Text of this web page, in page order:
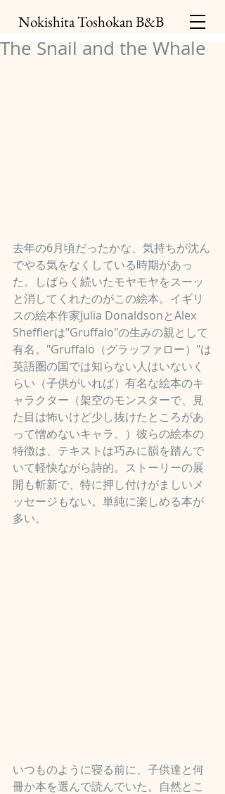
Nokishita Toshokan B&B
The Snail and the Whale
去年の6月頃だったかな、気持ちが沈ん
でやる気をなくしている時期があっ
た。しばらく続いたモヤモヤをスーッ
と消してくれたのがこの絵本。イギリ
スの絵本作家Julia DonaldsonとAlex
Shefflerは"Gruffalo"の生みの親として
有名。"Gruffalo（グラッファロー）"は
英語圏の国では知らない人はいないく
らい（子供がいれば）有名な絵本のキ
ャラクター（架空のモンスターで、見
た目は怖いけど少し抜けたところがあ
って憎めないキャラ。）彼らの絵本の
特徴は、テキストは巧みに韻を踏んで
いて軽快ながら詩的。ストーリーの展
開も斬新で、特に押し付けがましいメ
ッセージもない。単純に楽しめる本が
多い。
いつものように寝る前に、子供達と何
冊か本を選んで読んでいた。自然とこ